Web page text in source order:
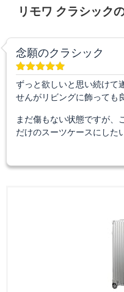
リモワ クラシック
念願のクラシック
ずっと欲しいと思い続けて
せんがリビングに飾っても
まだ傷もない状態ですが、
だけのスーツケースにした